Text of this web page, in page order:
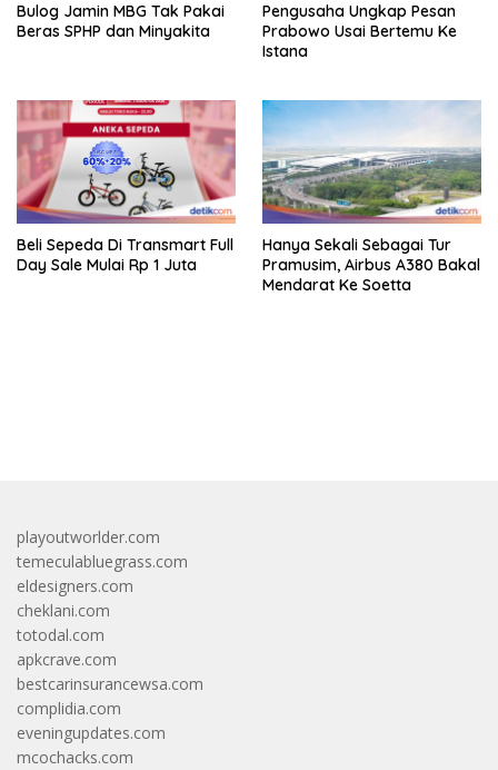
Bulog Jamin MBG Tak Pakai
Beras SPHP dan Minyakita
Pengusaha Ungkap Pesan
Prabowo Usai Bertemu Ke
Istana
Beli Sepeda Di Transmart Full
Day Sale Mulai Rp 1 Juta
Hanya Sekali Sebagai Tur
Pramusim, Airbus A380 Bakal
Mendarat Ke Soetta
playoutworlder.com
temeculabluegrass.com
eldesigners.com
cheklani.com
totodal.com
apkcrave.com
bestcarinsurancewsa.com
complidia.com
eveningupdates.com
mcochacks.com